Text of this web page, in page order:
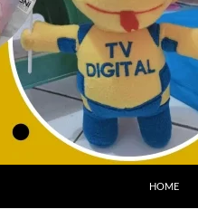
HOME